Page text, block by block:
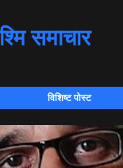
समाचार
विशिष्ट पोस्ट